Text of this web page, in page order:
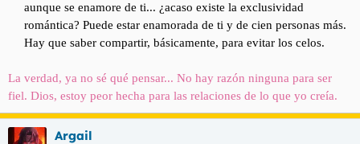
aunque se enamore de ti... ¿acaso existe la exclusividad
romántica? Puede estar enamorada de ti y de cien personas más.
Hay que saber compartir, básicamente, para evitar los celos.
La verdad, ya no sé qué pensar... No hay razón ninguna para ser
fiel. Dios, estoy peor hecha para las relaciones de lo que yo creía.
Argail